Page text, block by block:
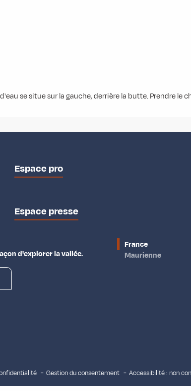
se situe sur la gauche, derrière la butte. Prendre le
Espace pro
Espace presse
d'explorer la vallée.
France
Maurienne
Gestion du consentement Accessibilité : non